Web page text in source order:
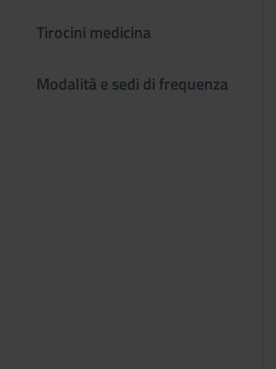
Tirocini medicina
Modalità e sedi di frequenza